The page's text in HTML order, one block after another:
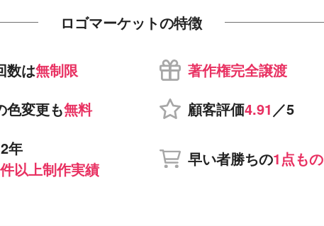
ロゴマーケットの特徴
数は無制限
著作権完全譲渡
色変更も無料 顧客評価4.91 ／5
年
以上制作実績
早い者勝ちの1点もの